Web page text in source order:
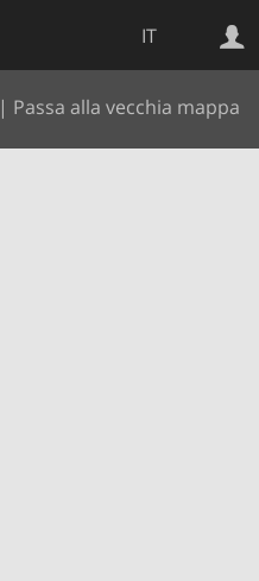
IT
| Passa alla vecchia mappa